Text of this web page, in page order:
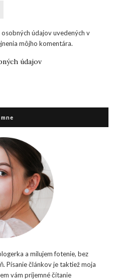
údajov uvedených v
môjho komentára.
údajov
a milujem fotenie, bez
Písanie článkov je taktiež moja
vám príjemné čítanie